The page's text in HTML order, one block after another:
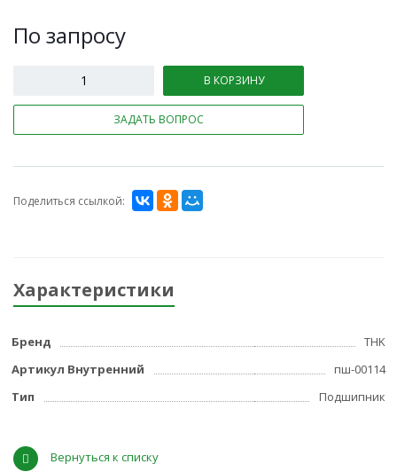
По запросу
В КОРЗИНУ
ЗАДАТЬ ВОПРОС
Поделиться ссылкой:
Характеристики
Бренд
THK
Артикул Внутренний
пш-00114
Тип
Подшипник
Вернуться к списку